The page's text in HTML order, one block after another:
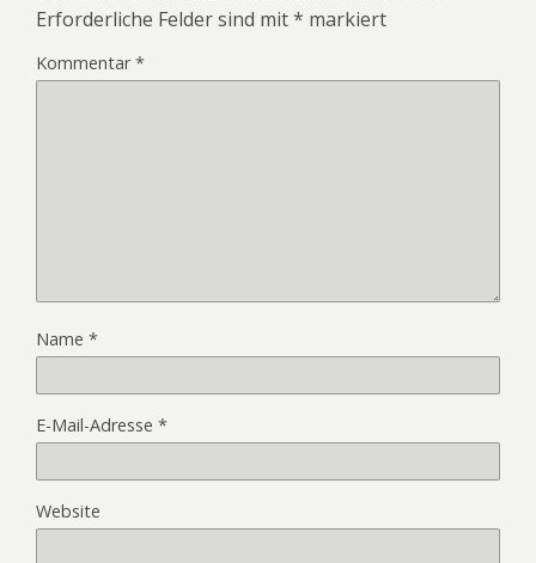
Erforderliche Felder sind mit* markiert
Kommentar*
Name *
E-Mail-Adresse *
Website